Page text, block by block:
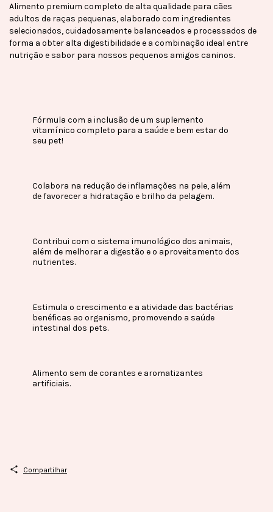
Alimento premium completo de alta qualidade para cães
adultos de raças pequenas, elaborado com ingredientes
selecionados, cuidadosamente balanceados e processados de
forma a obter alta digestibilidade e a combinação ideal entre
nutrição e sabor para nossos pequenos amigos caninos.
Fórmula com a inclusão de um suplemento
vitamínico completo para a saúde e bem estar do
seu pet!
Colabora na redução de inflamações na pele, além
de favorecer a hidratação e brilho da pelagem.
Contribui com o sistema imunológico dos animais,
além de melhorar a digestão e o aproveitamento dos
nutrientes.
Estimula o crescimento e a atividade das bactérias
benéficas ao organismo, promovendo a saúde
intestinal dos pets.
Alimento sem de corantes e aromatizantes
artificiais.
Compartilhar